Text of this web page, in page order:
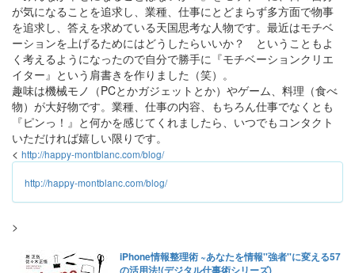
が気になることを追求し、業種、仕事にとどまらず多方面で物事
を追求し、答えを求めている天国思考な人物です。最近はモチベ
ーションを上げるためにはどうしたらいいか？ ということもよ
く考えるようになったので自分で勝手に『モチベーションクリエ
イター』という肩書きを作りました（笑）。
趣味は機械モノ（PCとかガジェットとか）やゲーム、料理（食べ
物）が大好物です。業種、仕事の内容、もちろん仕事でなくとも
『ピンっ！』と何かを感じてくれましたら、いつでもコンタクト
いただければ嬉しい限りです。
< http://happy-montblanc.com/blog/
http://happy-montblanc.com/blog/
>
iPhone情報整理術 ~あなたを情報''強者''に変える57
の活用法!(デジタル仕事術シリーズ)